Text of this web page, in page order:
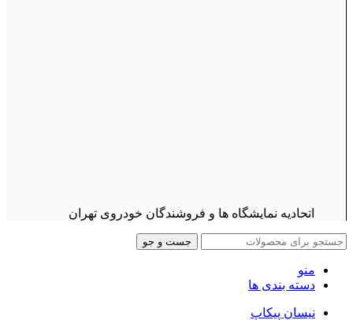
اتحادیه نمایشگاه ها و فروشندگان خودروی تهران
جست و جو
منو
دسته بندی ها
نیسان پیکاپ